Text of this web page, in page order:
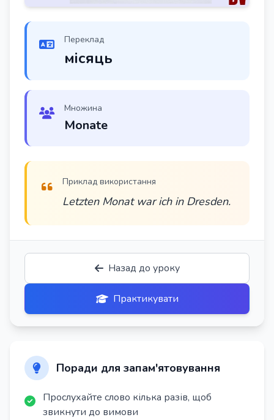
Переклад
місяць
Множина
Monate
Приклад використання
Letzten Monat war ich in Dresden.
Назад до уроку
Практикувати
Поради для запам'ятовування
Прослухайте слово кілька разів, щоб
звикнути до вимови